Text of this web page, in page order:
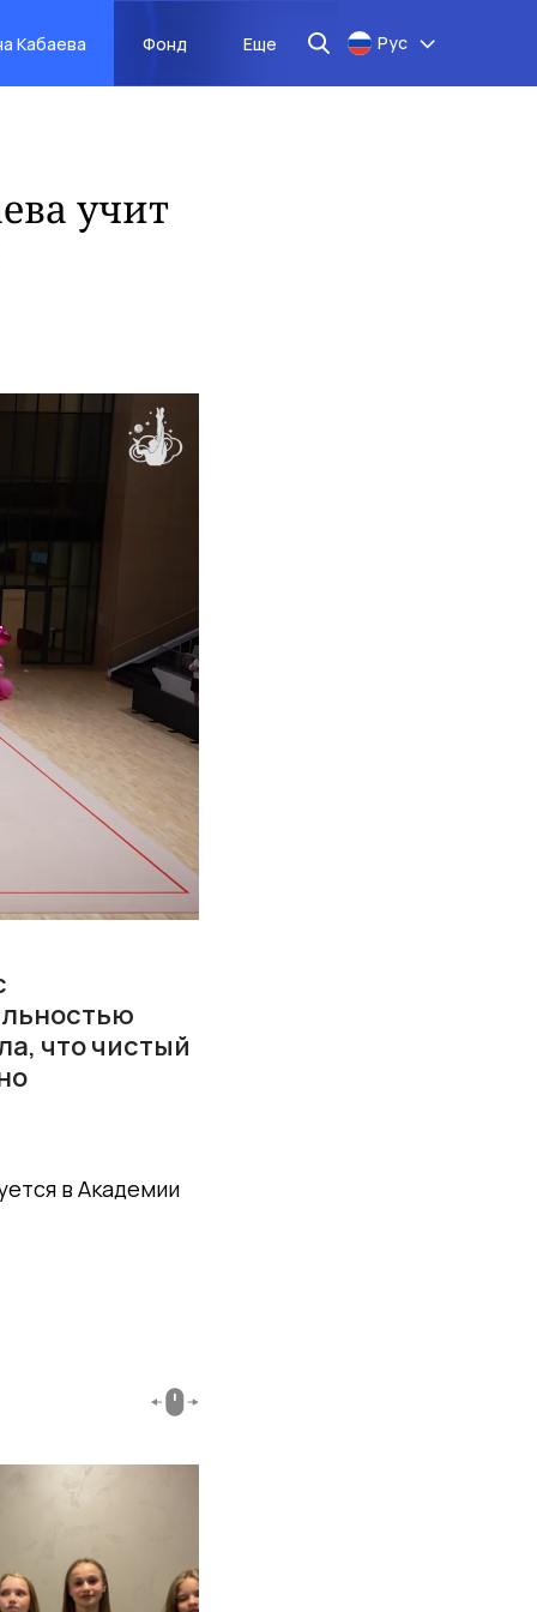
Кабаева Фонд Еще Рус
учит
что чистый
в Академии